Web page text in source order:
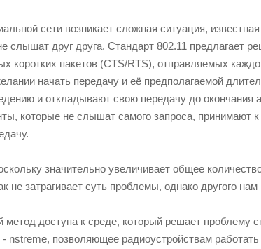
сети возникает сложная ситуация,
слышат друг друга. Стандарт 802.11 предлагает
пакетов (CTS/RTS), отправляемых
начать передачу и её предполагаемой
и откладывают свою передачу до окончания
которые не слышат самого запроса, принимают
значительно увеличивает общее
не затрагивает суть проблемы, однако другого нам
метод доступа к среде, который решает проблему
- nstreme, позволяющее радиоустройствам